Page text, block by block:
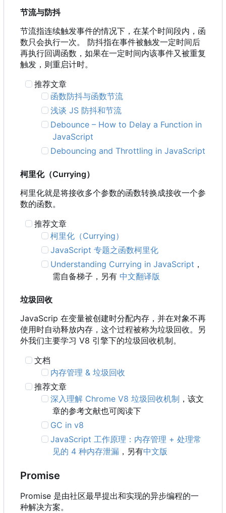
节流与防抖
节流指连续触发事件的情况下，在某个时间段内，函
数只会执行一次。 防抖指在事件被触发一定时间后
再执行回调函数，如果在一定时间内该事件又被重复
触发，则重启计时。
推荐文章
函数防抖与函数节流
浅谈 JS 防抖和节流
Debounce– How to Delay a Function in
JavaScript
Debouncing and Throttling in JavaScript
柯里化（Currying）
柯里化就是将接收多个参数的函数转换成接收一个参
数的函数。
推荐文章
柯里化 （Currying）
JavaScript 专题之函数柯里化
Understanding Currying in JavaScript ，
需自备梯子，另有 中文翻译版
垃圾回收
JavaScrip 在变量被创建时分配内存，并在对象不再
使用时自动释放内存，这个过程被称为垃圾回收。另
外我们主要学习 V8 引擎下的垃圾回收机制。
文档
内存管理 & 垃圾回收
推荐文章
深入理解 Chrome V8 垃圾回收机制 ，该文
章的参考文献也可阅读下
GC in v8
JavaScript 工作原理：内存管理 + 处理常
见的 4 种内存泄漏 ，另有中文版
Promise
Promise 是由社区最早提出和实现的异步编程的一
种解决方案。